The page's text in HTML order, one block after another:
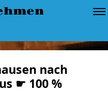
nach
☛ 100 %